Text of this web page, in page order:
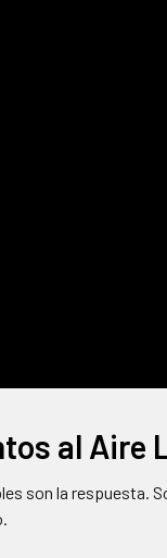
al Aire
son la respuesta.